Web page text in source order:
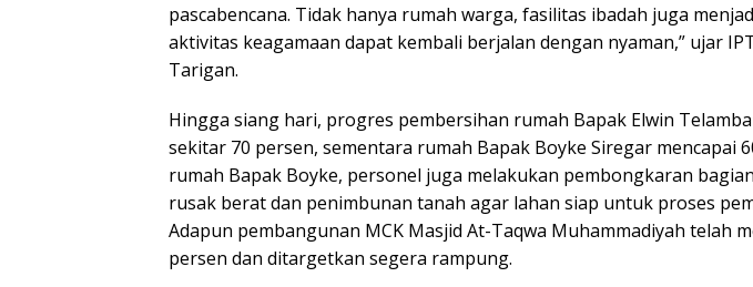
pascabencana. Tidak hanya rumah warga, fasilitas ibadah juga
aktivitas keagamaan dapat kembali berjalan dengan nyaman,” ujar
Tarigan.
Hingga siang hari, progres pembersihan rumah Bapak Elwin
sekitar 70 persen, sementara rumah Bapak Boyke Siregar mencapai
rumah Bapak Boyke, personel juga melakukan pembongkaran
rusak berat dan penimbunan tanah agar lahan siap untuk proses
Adapun pembangunan MCK Masjid At-Taqwa Muhammadiyah telah
persen dan ditargetkan segera rampung.